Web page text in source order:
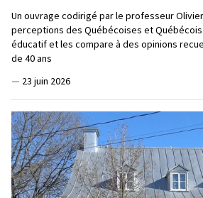
Un ouvrage codirigé par le professeur
perceptions des Québécoises et
éducatif et les compare à des opinions
de 40 ans
— 23 juin 2026